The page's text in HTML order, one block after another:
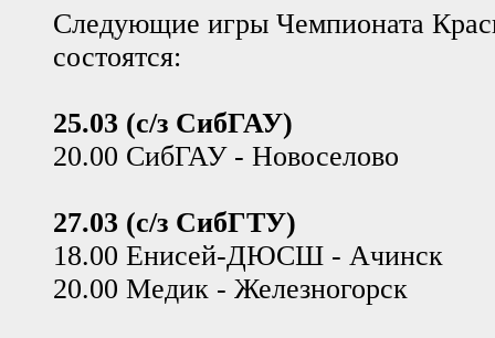
Следующие игры Чемпионата
состоятся:
25.03 (с/з СибГАУ)
20.00 СибГАУ - Новоселово
27.03 (с/з СибГТУ)
18.00 Енисей-ДЮСШ - Ачинск
20.00 Медик - Железногорск